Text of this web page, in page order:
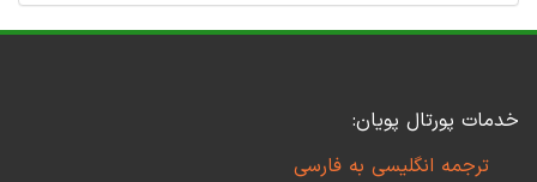
خدمات پورتال پویان:
ترجمه انگلیسی به فارسی